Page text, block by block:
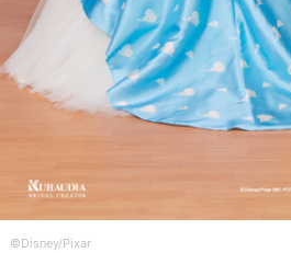
©Disney/Pixar